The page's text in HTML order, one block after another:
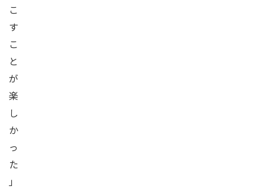
こ
す
こ
と
が
楽
し
か
っ
た
」